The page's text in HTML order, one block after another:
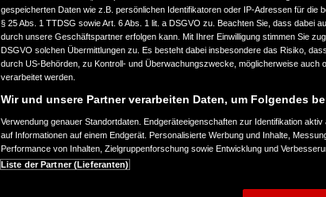
Inverter-Serie
gespeicherten Daten wie z.B. persönlichen Identifikatoren oder IP-Adressen für die
§ 25 Abs. 1 TTDSG sowie Art. 6 Abs. 1 lit. a DSGVO zu. Beachten Sie, dass dabei
durch unsere Geschäftspartner erfolgen kann. Mit Ihrer Einwilligung stimmen Sie
DSGVO solchen Übermittlungen zu. Es besteht dabei insbesondere das Risiko,
durch US-Behörden, zu Kontroll- und Überwachungszwecke, möglicherweise auch
verarbeitet werden.
Wir und unsere Partner verarbeiten Daten, um Folgendes
Verwendung genauer Standortdaten. Endgeräteeigenschaften zur Identifikation
auf Informationen auf einem Endgerät. Personalisierte Werbung und Inhalte,
Performance von Inhalten, Zielgruppenforschung sowie Entwicklung und
Liste der Partner (Lieferanten)